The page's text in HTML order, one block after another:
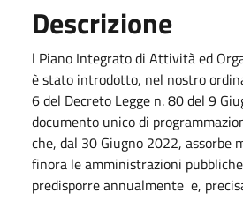
Descrizione
l Piano Integrato di Attività ed
è stato introdotto, nel nostro
6 del Decreto Legge n. 80 del 9
documento unico di
che, dal 30 Giugno 2022, assorbe
finora le amministrazioni
predisporre annualmente e,